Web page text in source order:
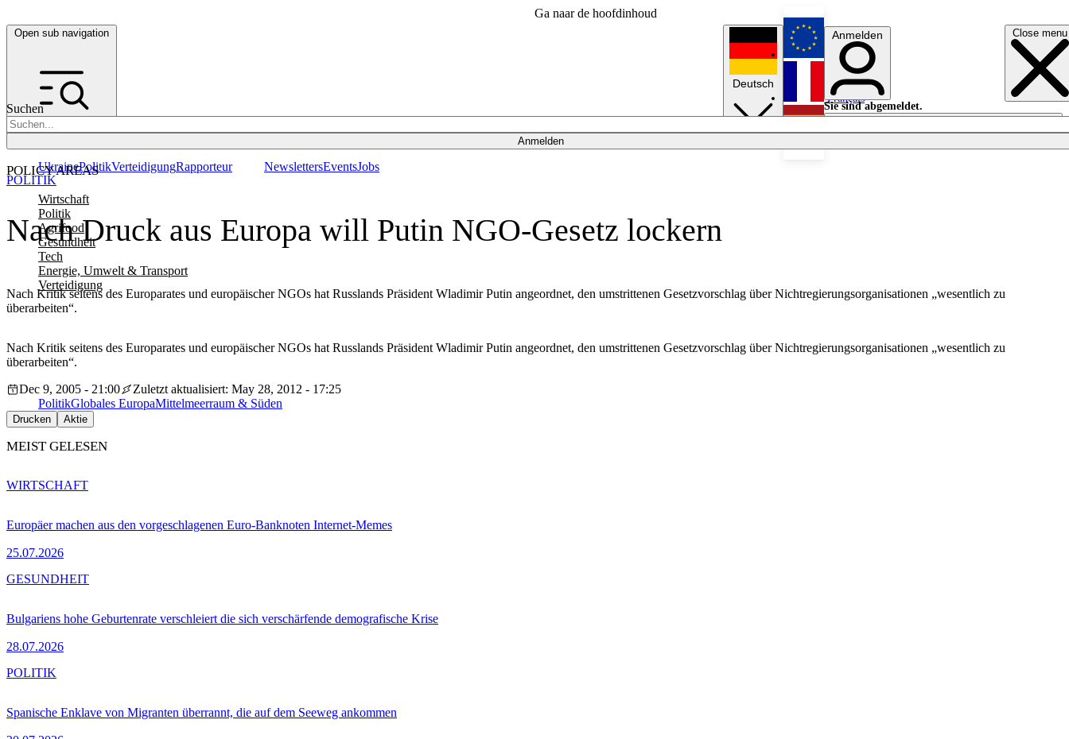
Ga naar de hoofdinhoud
Open sub navigation Close menu
Suchen
Anmelden
POLICY AREAS
Wirtschaft
Politik
Agrifood
Gesundheit
Tech
Energie, Umwelt & Transport
Verteidigung
UkrainePolitikVerteidigungRapporteur NewslettersEventsJobs
Deutsch
English
Français
Anmelden
Sie sind abgemeldet.
Anmelden
Licht aus
Nach Druck aus Europa will Putin NGO-Gesetz lockern
Nach Kritik seitens des Europarates und europäischer NGOs hat Russlands Präsident Wladimir Putin angeordnet, den umstrittenen Gesetzvorschlag über Nichtregierungsorganisationen „wesentlich zu
überarbeiten“.
POLITIK
Nach Kritik seitens des Europarates und europäischer NGOs hat Russlands Präsident Wladimir Putin angeordnet, den umstrittenen Gesetzvorschlag über Nichtregierungsorganisationen „wesentlich zu
überarbeiten“.
Dec 9, 2005 - 21:00
Zuletzt aktualisiert: May 28, 2012 - 17:25
PolitikGlobales EuropaMittelmeerraum & Süden
Drucken Aktie
MEIST GELESEN
Europäer machen aus den vorgeschlagenen Euro-Banknoten Internet-Memes
25.07.2026
WIRTSCHAFT
Bulgariens hohe Geburtenrate verschleiert die sich verschärfende demografische Krise
28.07.2026
GESUNDHEIT
Spanische Enklave von Migranten überrannt, die auf dem Seeweg ankommen
POLITIK